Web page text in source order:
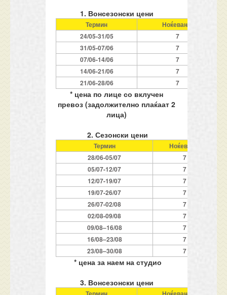
1. Вонсезонски цени
Термин
Ноќевања
24/05-31/05
7
31/05-07/06
7
07/06-14/06
7
14/06-21/06
7
21/06-28/06 7
* цена по лице со вклучен
превоз (задолжително плаќаат 2
лица)
2.Сезонски цени
Термин
Ноќевања
28/06-05/07
7
05/07-12/07
7
12/07-19/07
7
19/07-26/07
7
26/07-02/08
7
02/08-09/08
7
09/08–16/08
7
16/08–23/08
7
23/08–30/08 7
* цена за наем на студио
3. Вонсезонски цени